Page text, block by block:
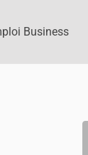
Business